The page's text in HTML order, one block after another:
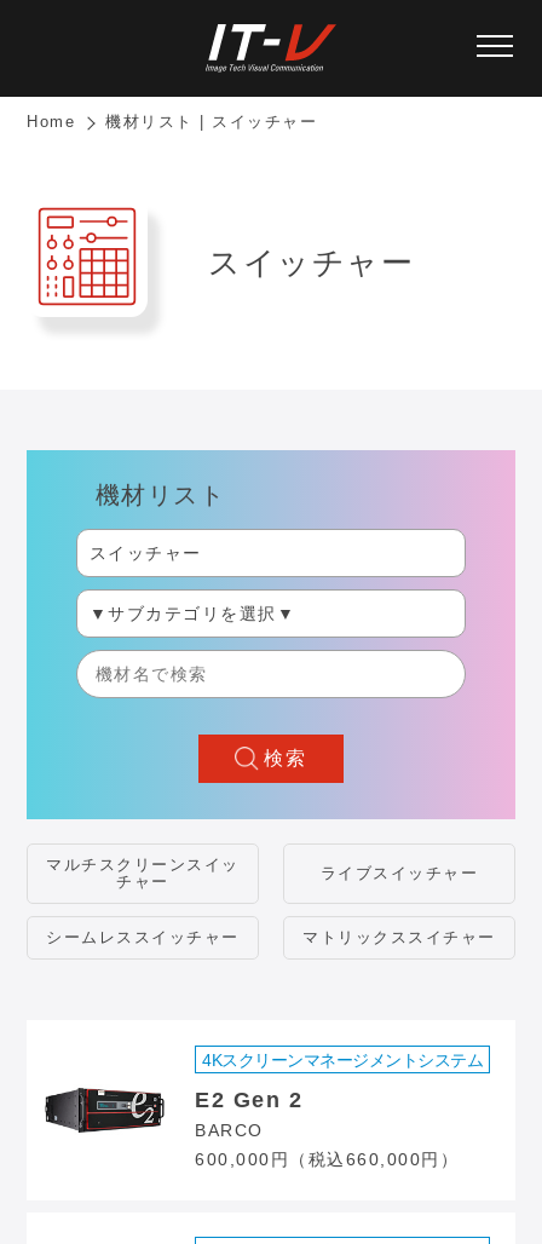
Home 機材リスト | スイッチャー
スイッチャー
機材リスト
検索
マルチスクリーンスイッ
チャー
ライブスイッチャー
シームレススイッチャー マトリックススイチャー
4Kスクリーンマネージメントシステム
E2 Gen 2
BARCO
600,000円（税込660,000円）